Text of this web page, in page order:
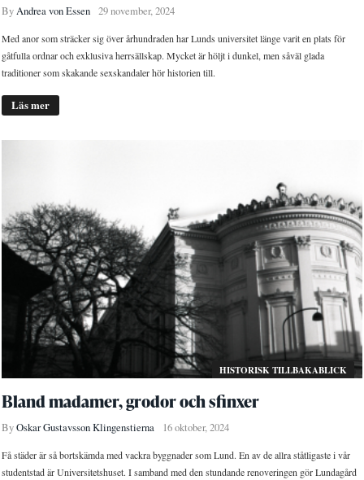
ByAndrea von Essen 29 november, 2024
Med anor som sträcker sig över århundraden har Lunds universitet länge varit en plats för
gåtfulla ordnar och exklusiva herrsällskap. Mycket är höljt i dunkel, men såväl glada
traditioner som skakande sexskandaler hör historien till.
Läs mer
HISTORISK TILLBAKABLICK
Bland madamer, grodor och sfinxer
ByOskar Gustavsson Klingenstierna 16 oktober, 2024
Få städer är så bortskämda med vackra byggnader som Lund. En av de allra ståtligaste i vår
studentstad är Universitetshuset. I samband med den stundande renoveringen gör Lundagård